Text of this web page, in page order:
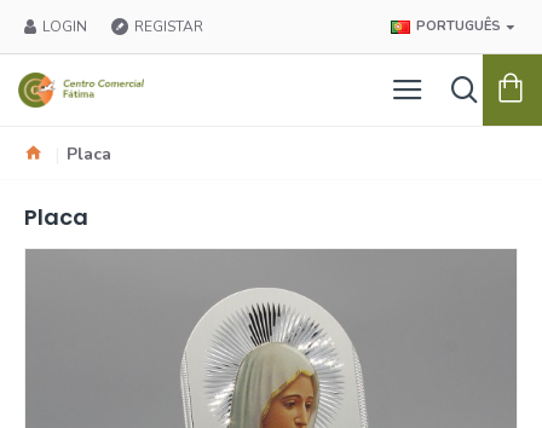
LOGIN REGISTAR PORTUGUÊS
Placa
Placa